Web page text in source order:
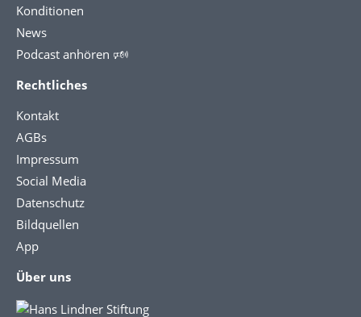
Konditionen
News
Podcast anhören 🕬
Rechtliches
Kontakt
AGBs
Impressum
Social Media
Datenschutz
Bildquellen
App
Über uns